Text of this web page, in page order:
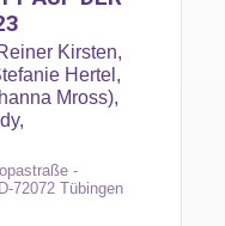
Kirsten,
Hertel,
Mross),
-
72072 Tübingen